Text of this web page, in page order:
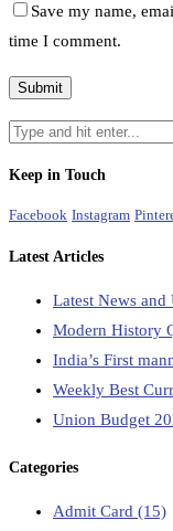
Save my name,
time I comment.
Keep in Touch
Facebook Instagram
Latest Articles
Latest News
Modern History
India’s First
Weekly Best
Union Budget
Categories
Admit Card (15)